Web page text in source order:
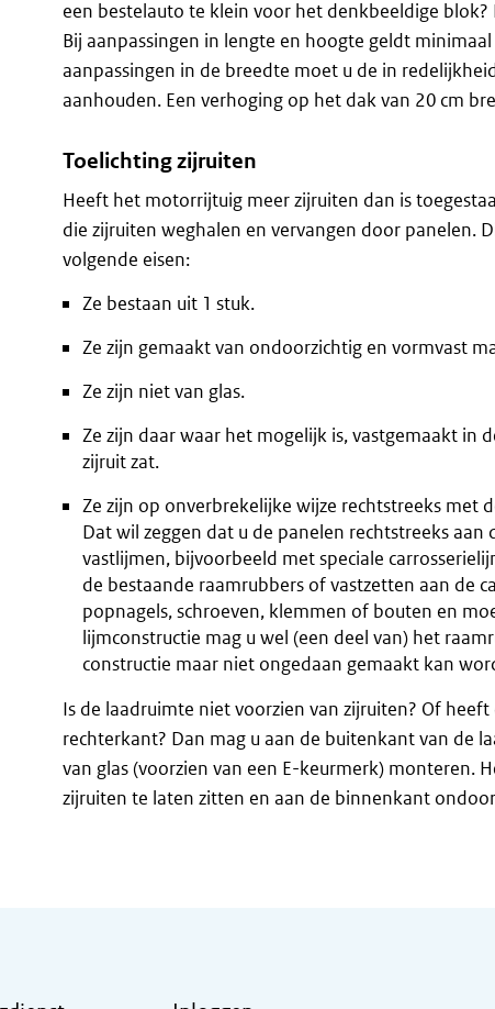
een bestelauto te klein voor het denkbeeldige
Bij aanpassingen in lengte en hoogte geldt
aanpassingen in de breedte moet u de in
aanhouden. Een verhoging op het dak van 20 cm
Toelichting zijruiten
Heeft het motorrijtuig meer zijruiten dan is
die zijruiten weghalen en vervangen door panelen.
volgende eisen:
Ze bestaan uit 1 stuk.
Ze zijn gemaakt van ondoorzichtig en vormvast
Ze zijn niet van glas.
Ze zijn daar waar het mogelijk is, vastgemaakt in
zijruit zat.
Ze zijn op onverbrekelijke wijze rechtstreeks met
Dat wil zeggen dat u de panelen rechtstreeks aan
vastlijmen, bijvoorbeeld met speciale
de bestaande raamrubbers of vastzetten aan de
popnagels, schroeven, klemmen of bouten en
lijmconstructie mag u wel (een deel van) het
constructie maar niet ongedaan gemaakt kan
Is de laadruimte niet voorzien van zijruiten? Of
rechterkant? Dan mag u aan de buitenkant van de
van glas (voorzien van een E-keurmerk) monteren.
zijruiten te laten zitten en aan de binnenkant